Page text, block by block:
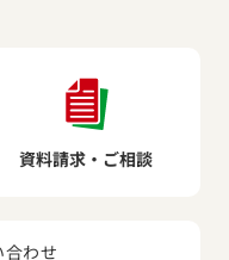
資料請求・ご相談
わせ